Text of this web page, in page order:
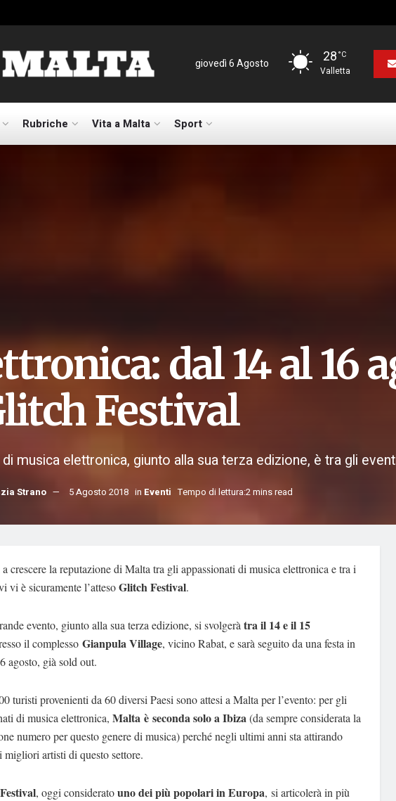
giovedì 6 Agosto 28°C
Valletta
Rubriche Vita a Malta Sport
dal 14 al 16
Festival
musica elettronica, giunto alla sua terza edizione, è tra gli
Strano 5 Agosto 2018 in Eventi Tempo di lettura:2 mins read
crescere la reputazione di Malta tra gli appassionati di musica elettronica e tra i
vi è sicuramente l’attesoGlitch Festival.
evento, giunto alla sua terza edizione, si svolgerà tra il 14 e il 15
il complesso Gianpula Village, vicino Rabat, e sarà seguito da una festa in
agosto, già sold out.
turisti provenienti da 60 diversi Paesi sono attesi a Malta per l’evento: per gli
di musica elettronica, Malta è seconda solo a Ibiza(da sempre considerata la
numero per questo genere di musica) perché negli ultimi anni sta attirando
migliori artisti di questo settore.
, oggi consideratouno dei più popolari in Europa, si articolerà in più